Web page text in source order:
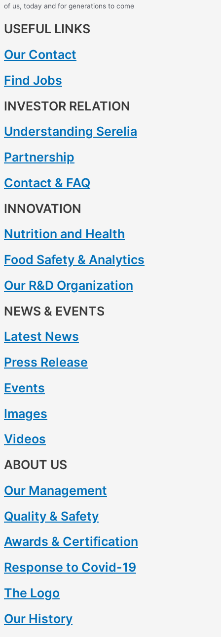
of us, today and for generations to come
USEFUL LINKS
Our Contact
Find Jobs
INVESTOR RELATION
Understanding Serelia
Partnership
Contact & FAQ
INNOVATION
Nutrition and Health
Food Safety & Analytics
Our R&D Organization
NEWS & EVENTS
Latest News
Press Release
Events
Images
Videos
ABOUT US
Our Management
Quality & Safety
Awards & Certification
Response to Covid-19
The Logo
Our History